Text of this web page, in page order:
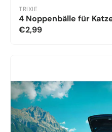
TRIXIE
4 Noppenbälle für
€2,99